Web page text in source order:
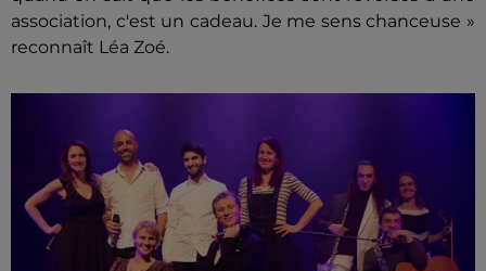
association, c'est un cadeau. Je me sens chanceuse »
reconnaît Léa Zoé.